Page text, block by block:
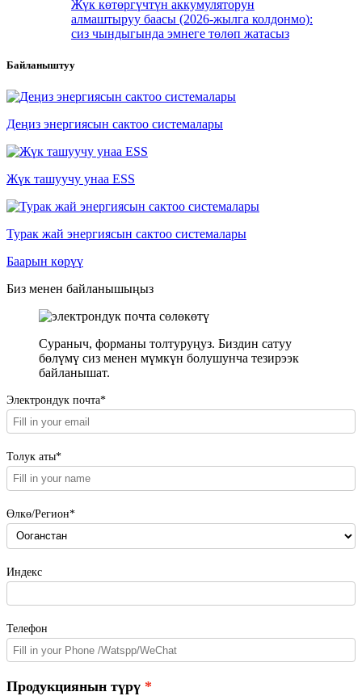
Жүк көтөргүчтүн аккумуляторун
алмаштыруу баасы (2026-жылга колдонмо):
сиз чындыгында эмнеге төлөп жатасыз
Байланыштуу
Деңиз энергиясын сактоо системалары
Жүк ташуучу унаа ESS
Турак жай энергиясын сактоо системалары
Баарын көрүү
Биз менен байланышыңыз
Сураныч, форманы толтуруңуз. Биздин сатуу
бөлүмү сиз менен мүмкүн болушунча тезирээк
байланышат.
Электрондук почта*
Толук аты*
Өлкө/Регион*
Индекс
Телефон
Продукциянын түрү